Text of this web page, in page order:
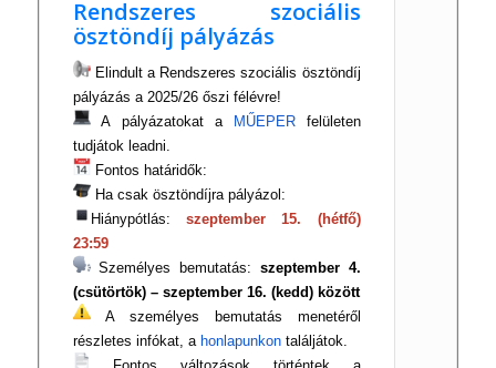
Rendszeres szociális
ösztöndíj pályázás
Elindult a Rendszeres szociális ösztöndíj
pályázás a 2025/26 őszi félévre!
A pályázatokat a
MŰEPER felületen
tudjátok leadni.
Fontos határidők:
Ha csak ösztöndíjra pályázol:
Hiánypótlás: szeptember 15. (hétfő)
23:59
Személyes bemutatás: szeptember 4.
(csütörtök) – szeptember 16. (kedd) között
A személyes bemutatás menetéről
részletes infókat, a honlapunkon találjátok.